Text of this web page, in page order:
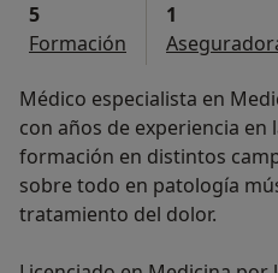
5
Formación
1
Médico especialista en
con años de experiencia
formación en distintos
sobre todo en patología
tratamiento del dolor.